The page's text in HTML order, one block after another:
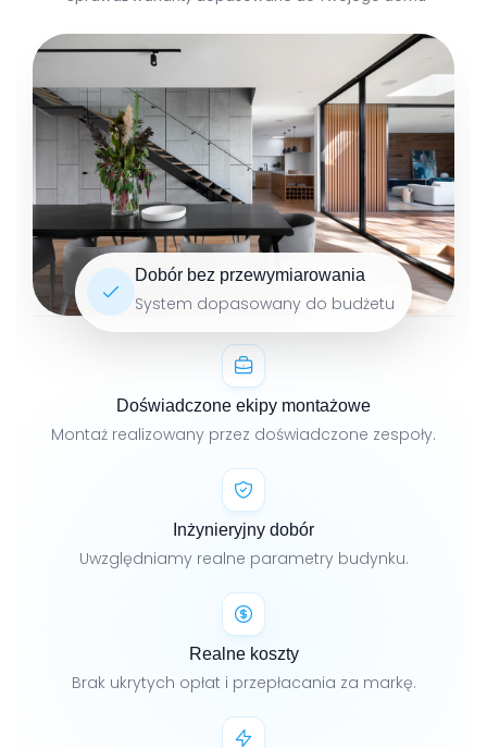
Dobór bez przewymiarowania
System dopasowany do budżetu
Doświadczone ekipy montażowe
Montaż realizowany przez doświadczone zespoły.
Inżynieryjny dobór
Uwzględniamy realne parametry budynku.
Realne koszty
Brak ukrytych opłat i przepłacania za markę.